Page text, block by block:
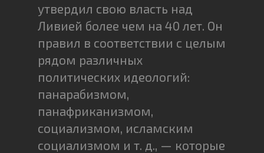
утвердил свою власть над
Ливией более чем на 40 лет. Он
правил в соответствии с целым
рядом различных
политических идеологий:
панарабизмом,
панафриканизмом,
социализмом, исламским
социализмом и т. д., — которые